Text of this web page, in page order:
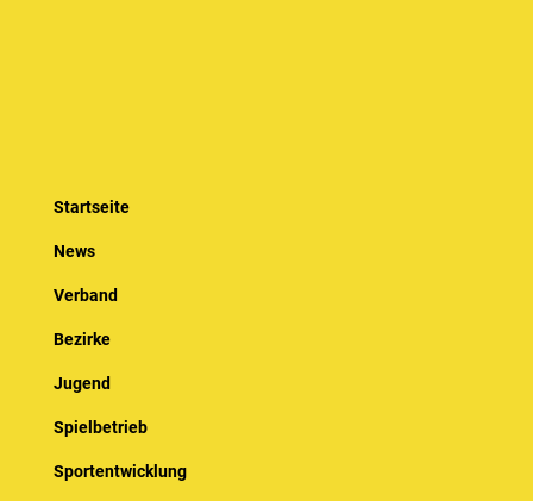
Startseite
News
Verband
Bezirke
Jugend
Spielbetrieb
Sportentwicklung